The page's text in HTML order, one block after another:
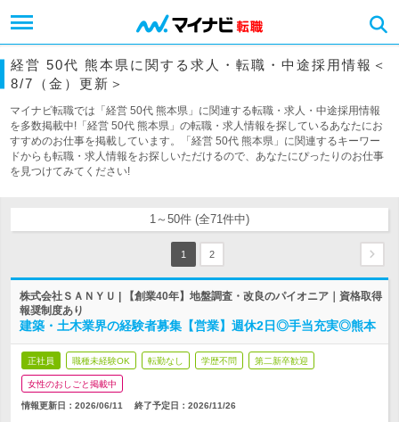
経営 50代 熊本県に関する求人・転職・中途採用情報＜
8/7（金）更新＞
マイナビ転職では「経営 50代 熊本県」に関連する転職・求人・中途採用情報
を多数掲載中!「経営 50代 熊本県」の転職・求人情報を探しているあなたにお
すすめのお仕事を掲載しています。「経営 50代 熊本県」に関連するキーワー
ドからも転職・求人情報をお探しいただけるので、あなたにぴったりのお仕事
を見つけてみてください!
1～50件 (全71件中)
1 2
株式会社ＳＡＮＹＵ | 【創業40年】地盤調査・改良のパイオニア｜資格取得
報奨制度あり
建築・土木業界の経験者募集【営業】週休2日◎手当充実◎熊本
正社員 職種未経験OK 転勤なし 学歴不問 第二新卒歓迎
女性のおしごと掲載中
情報更新日：2026/06/11 終了予定日： 2026/11/26